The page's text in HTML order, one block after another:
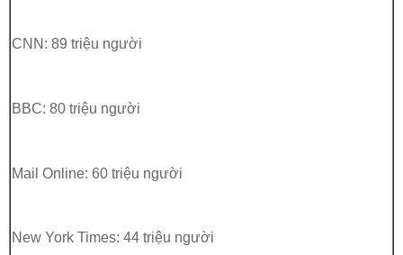
CNN: 89 triệu người
BBC: 80 triệu người
Mail Online: 60 triệu người
New York Times: 44 triệu người